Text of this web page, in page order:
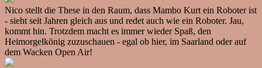
Nico stellt die These in den Raum, dass Mambo Kurt ein Roboter ist
- sieht seit Jahren gleich aus und redet auch wie ein Roboter. Jau,
kommt hin. Trotzdem macht es immer wieder Spaß, den
Heimorgelkönig zuzuschauen - egal ob hier, im Saarland oder auf
dem Wacken Open Air!